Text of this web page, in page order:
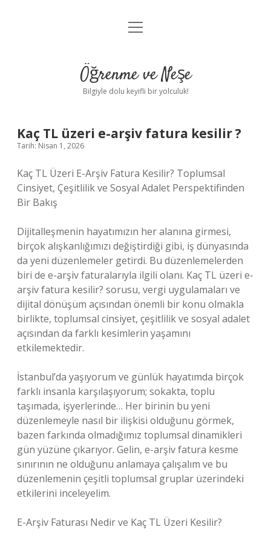
Anasayfa
Yasal Uyarı
menüyü
Öğrenme ve Neşe
Bilgiyle dolu keyifli bir yolculuk!
Kaç TL üzeri e-arşiv fatura kesilir ?
Tarih: Nisan 1, 2026
Kaç TL Üzeri E-Arşiv Fatura Kesilir? Toplumsal
Cinsiyet, Çeşitlilik ve Sosyal Adalet Perspektifinden
Bir Bakış
Dijitalleşmenin hayatımızın her alanına girmesi,
birçok alışkanlığımızı değiştirdiği gibi, iş dünyasında
da yeni düzenlemeler getirdi. Bu düzenlemelerden
biri de e-arşiv faturalarıyla ilgili olanı. Kaç TL üzeri e-
arşiv fatura kesilir? sorusu, vergi uygulamaları ve
dijital dönüşüm açısından önemli bir konu olmakla
birlikte, toplumsal cinsiyet, çeşitlilik ve sosyal adalet
açısından da farklı kesimlerin yaşamını
etkilemektedir.
İstanbul’da yaşıyorum ve günlük hayatımda birçok
farklı insanla karşılaşıyorum; sokakta, toplu
taşımada, işyerlerinde… Her birinin bu yeni
düzenlemeyle nasıl bir ilişkisi olduğunu görmek,
bazen farkında olmadığımız toplumsal dinamikleri
gün yüzüne çıkarıyor. Gelin, e-arşiv fatura kesme
sınırının ne olduğunu anlamaya çalışalım ve bu
düzenlemenin çeşitli toplumsal gruplar üzerindeki
etkilerini inceleyelim.
E-Arşiv Faturası Nedir ve Kaç TL Üzeri Kesilir?